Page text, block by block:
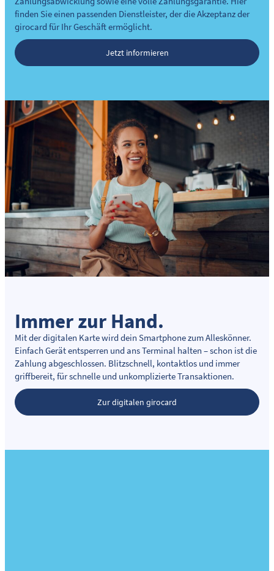
finden Sie einen passenden Dienstleister, der die Akzeptanz der
girocard für Ihr Geschäft ermöglicht.
Jetzt informieren
Immer zur Hand.
Mit der digitalen Karte wird dein Smartphone zum Alleskönner.
Einfach Gerät entsperren und ans Terminal halten – schon ist die
Zahlung abgeschlossen. Blitzschnell, kontaktlos und immer
griffbereit, für schnelle und unkomplizierte Transaktionen.
Zur digitalen girocard